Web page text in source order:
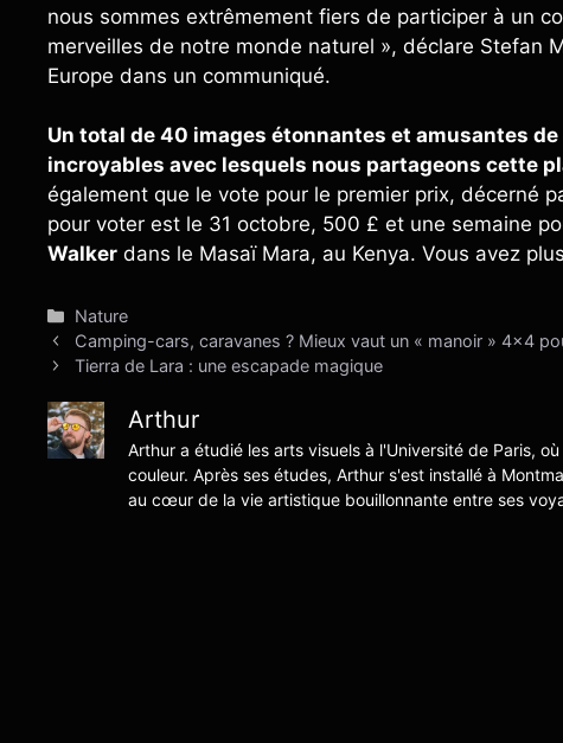
nous sommes extrêmement fiers de participer à un
merveilles de notre monde naturel », déclare Stefan
Europe dans un communiqué.
Un total de 40 images étonnantes et amusantes
incroyables avec lesquels nous partageons cette
également que le vote pour le premier prix, décerné
pour voter est le 31 octobre, 500 £ et une semaine
Walker dans le Masaï Mara, au Kenya. Vous avez
Catégories
Nature
Camping-cars, caravanes ? Mieux vaut un « manoir » 4×4
Tierra de Lara : une escapade magique
Arthur
Arthur a étudié les arts visuels à l'Université de Paris,
couleur. Après ses études, Arthur s'est installé à
au cœur de la vie artistique bouillonnante entre ses